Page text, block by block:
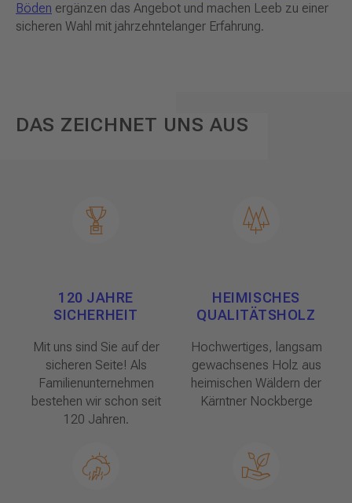
Böden ergänzen das Angebot und machen Leeb zu einer
sicheren Wahl mit jahrzehntelanger Erfahrung.
DAS ZEICHNET UNS AUS
120 JAHRE
SICHERHEIT
Mit uns sind Sie auf der
sicheren Seite! Als
Familienunternehmen
bestehen wir schon seit
120 Jahren.
HEIMISCHES
QUALITÄTSHOLZ
Hochwertiges, langsam
gewachsenes Holz aus
heimischen Wäldern der
Kärntner Nockberge